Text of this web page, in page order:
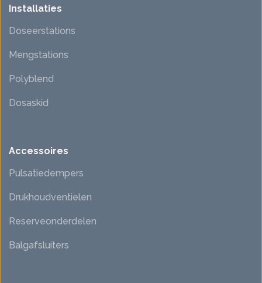
Installaties
Doseerstations
Mengstations
Polyblend
Dosaskid
Accessoires
Pulsatiedempers
Drukhoudventielen
Reserveonderdelen
Balgafsluiters